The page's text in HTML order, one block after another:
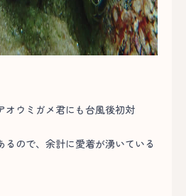
オウミガメ君にも台風後初対
るので、余計に愛着が湧いている